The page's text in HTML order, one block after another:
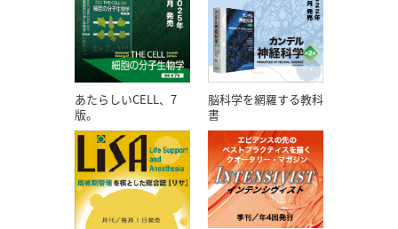
あたらしいCELL、7
版。
脳科学を網羅する教科
書